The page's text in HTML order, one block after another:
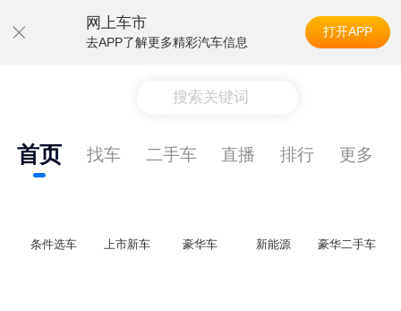
网上车市
去APP了解更多精彩汽车信息
打开APP
搜索关键词
首页 找车 二手车 直播 排行 更多
条件选车 上市新车 豪华车 新能源 豪华二手车